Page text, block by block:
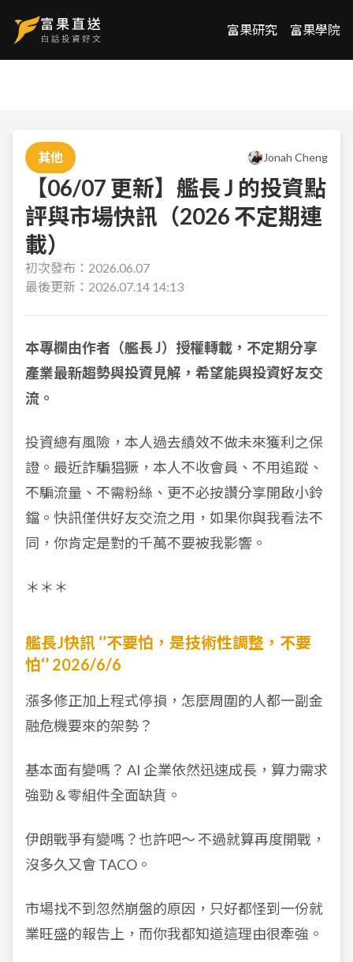
富果研究 富果學院
其他 Jonah Cheng
【06/07 更新】艦長 J 的投資點
評與市場快訊（2026 不定期連
載）
初次發布： 2026.06.07
最後更新： 2026.07.14 14:13
本專欄由作者（艦長 J）授權轉載，不定期分享
產業最新趨勢與投資見解，希望能與投資好友交
流。
投資總有風險，本人過去績效不做未來獲利之保
證。最近詐騙猖獗，本人不收會員、不用追蹤、
不騙流量、不需粉絲、更不必按讚分享開啟小鈴
鐺。快訊僅供好友交流之用，如果你與我看法不
同，你肯定是對的千萬不要被我影響。
＊＊＊
艦長J快訊 ‘’不要怕，是技術性調整，不要
怕‘’ 2026/6/6
漲多修正加上程式停損，怎麼周圍的人都一副金
融危機要來的架勢？
基本面有變嗎？ AI 企業依然迅速成長，算力需求
強勁＆零組件全面缺貨。
伊朗戰爭有變嗎？也許吧～ 不過就算再度開戰，
沒多久又會 TACO。
市場找不到忽然崩盤的原因，只好都怪到一份就
業旺盛的報告上，而你我都知道這理由很牽強。